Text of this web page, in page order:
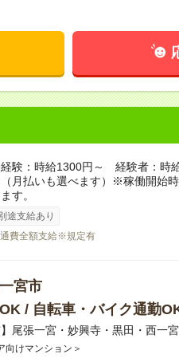
験：時給1300円～ 経験者：時
月払いも選べます）※稼働開始
す。
途支給あり
費全額支給※規定有
宮市
/ 自転車・バイク通勤
】尾張一宮・妙興寺・黒田・西一
向けマンション＞